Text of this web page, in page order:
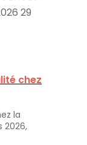
29
chez
la
2026,